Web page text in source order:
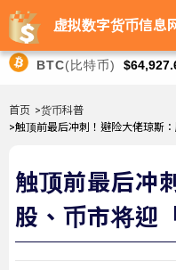
虚拟数字货币信息
BTC(比特币)
首页 >货币科普
>触顶前最后冲刺！避险大佬琼斯
触顶前最后冲
股、币市将迎